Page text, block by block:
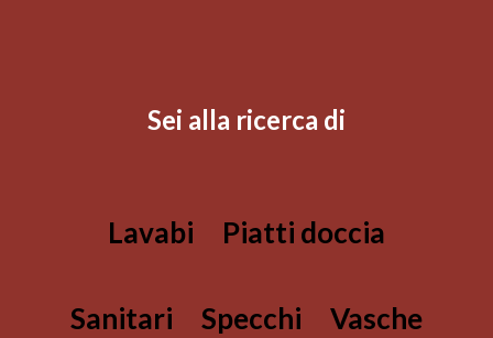
Sei alla ricerca di
Lavabi Piatti doccia
Sanitari Specchi Vasche